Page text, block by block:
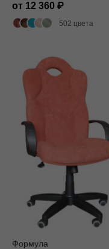
от 12 360
502 цвета
Формула